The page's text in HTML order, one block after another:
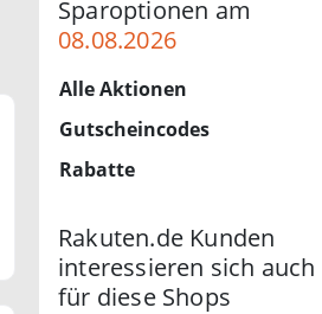
Sparoptionen am
08.08.2026
Alle Aktionen
Gutscheincodes
Rabatte
Rakuten.de Kunden
interessieren sich auch
für diese Shops